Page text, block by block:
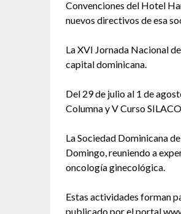
Convenciones del Hotel
nuevos directivos de esa
La XVI Jornada Nacional
capital dominicana.
Del 29 de julio al 1 de
Columna y V Curso
La Sociedad Dominicana
Domingo, reuniendo a
oncología ginecológica.
Estas actividades forman
publicado por el portal